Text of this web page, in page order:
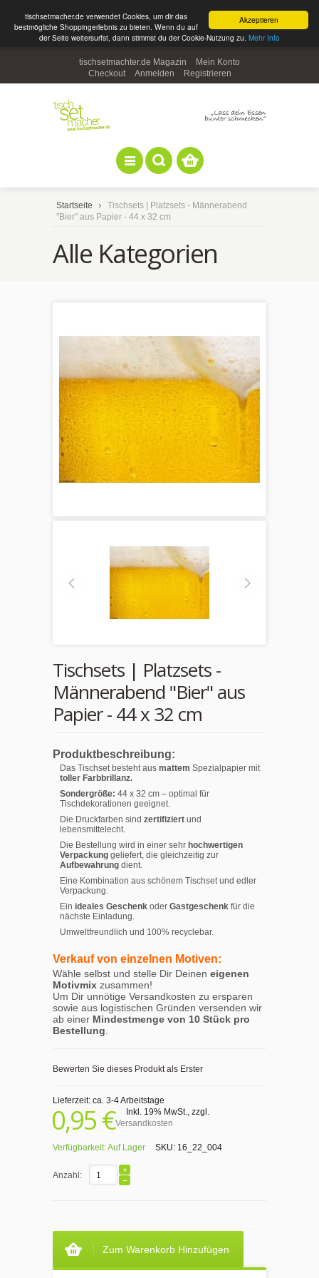
Akzeptieren
tischsetmacher.de verwendet Cookies, um dir das
bestmögliche Shoppingerlebnis zu bieten. Wenn du auf
der Seite weitersurfst, dann stimmst du der Cookie-Nutzung zu. Mehr Info
tischsetmachter.de Magazin
Mein Konto
Checkout
Anmelden Registrieren
Startseite
Tischsets | Platzsets - Männerabend
"Bier" aus Papier - 44 x 32 cm
Alle Kategorien
Tischsets | Platzsets -
Männerabend "Bier" aus
Papier - 44 x 32 cm
Produktbeschreibung:
Das Tischset besteht aus mattem Spezialpapier mit
toller Farbbrillanz.
Sondergröße: 44 x 32 cm – optimal für
Tischdekorationen geeignet.
Die Druckfarben sind zertifiziert und
lebensmittelecht.
Die Bestellung wird in einer sehr hochwertigen
Verpackung geliefert, die gleichzeitig zur
Aufbewahrung dient.
Eine Kombination aus schönem Tischset und edler
Verpackung.
Ein ideales Geschenk oder Gastgeschenk für die
nächste Einladung.
Umweltfreundlich und 100% recyclebar.
Verkauf von einzelnen Motiven:
Wähle selbst und stelle Dir Deinen eigenen
Motivmix zusammen!
Um Dir unnötige Versandkosten zu ersparen
sowie aus logistischen Gründen versenden wir
ab einer Mindestmenge von 10 Stück pro
Bestellung.
Bewerten Sie dieses Produkt als Erster
Lieferzeit: ca. 3-4 Arbeitstage
0,95 € Inkl. 19% MwSt., zzgl.
Versandkosten
Verfügbarkeit:Auf Lager SKU: 16_22_004
Anzahl:
Zum Warenkorb Hinzufügen